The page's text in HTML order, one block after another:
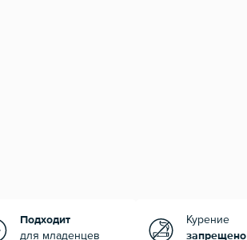
Подходит
для младенцев
Курение
запрещено